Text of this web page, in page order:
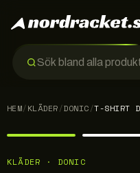
HEM/KLÄDER/DONIC/T-SHIRT
KLÄDER · DONIC